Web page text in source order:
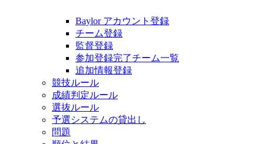
Baylor アカウント登録
チーム登録
監督登録
参加登録完了チーム一覧
追加情報登録
競技ルール
成績判定ルール
選抜ルール
予選システムの貸出し
問題